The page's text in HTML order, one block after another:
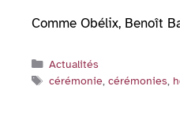
Comme Obélix, Benoît
Catégories
Actualités
Étiquettes
cérémonie, cérémonies,